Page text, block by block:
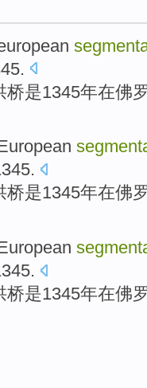
.
桥是1345年在佛
桥是1345年在佛
桥是1345年在佛